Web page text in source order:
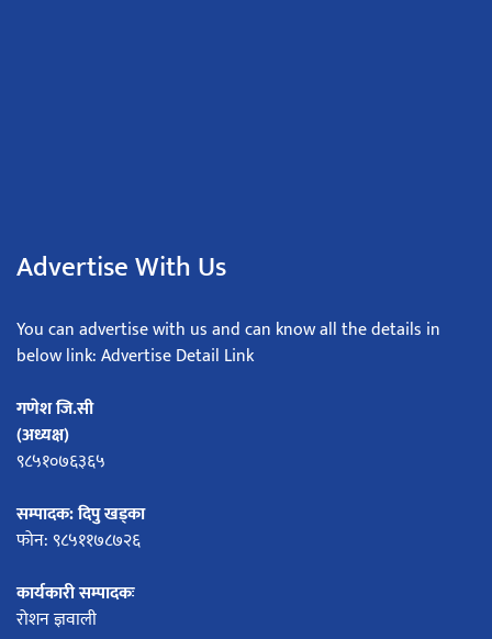
Advertise With Us
You can advertise with us and can know all the details in
below link: Advertise Detail Link
गणेश जि.सी
(अध्यक्ष)
९८५१०७६३६५
सम्पादक: दिपु खड्का
फोन: ९८५११७८७२६
कार्यकारी सम्पादकः
रोशन ज्ञवाली